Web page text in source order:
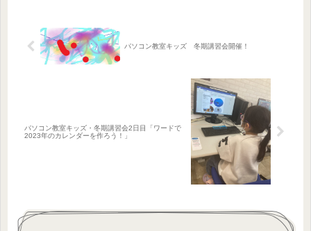
パソコン教室キッズ 冬期講習会開催！
パソコン教室キッズ・冬期講習会2日目「ワードで
2023年のカレンダーを作ろう！」